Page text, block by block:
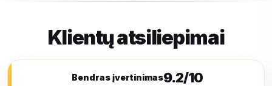
Klientų atsiliepimai
Bendras įvertinimas9.2/10